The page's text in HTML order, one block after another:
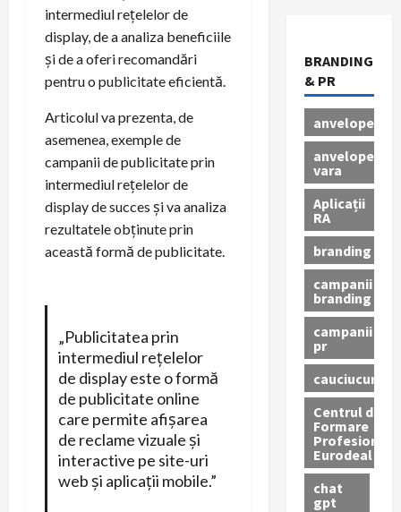
intermediul rețelelor de
display, de a analiza beneficiile
și de a oferi recomandări
pentru o publicitate eficientă.
Articolul va prezenta, de
asemenea, exemple de
campanii de publicitate prin
intermediul rețelelor de
display de succes și va analiza
rezultatele obținute prin
această formă de publicitate.
„Publicitatea prin
intermediul rețelelor
de display este o formă
de publicitate online
care permite afișarea
de reclame vizuale și
interactive pe site-uri
web și aplicații mobile.”
BRANDING
& PR
anvelope
anvelope
vara
Aplicații
RA
branding
campanii
branding
campanii
pr
cauciucuri
Centrul de
Formare
Profesionala
Eurodeal
chat
gpt